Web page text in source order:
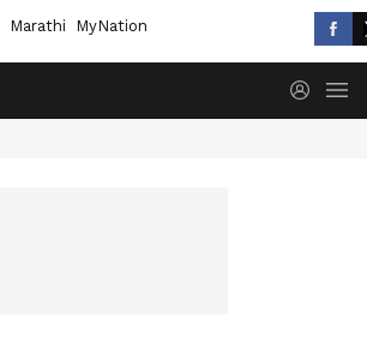
Marathi MyNation